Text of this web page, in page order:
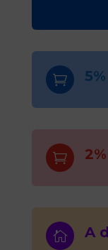


 A